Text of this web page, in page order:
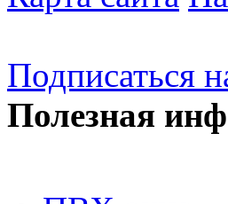
Подписаться
Полезная